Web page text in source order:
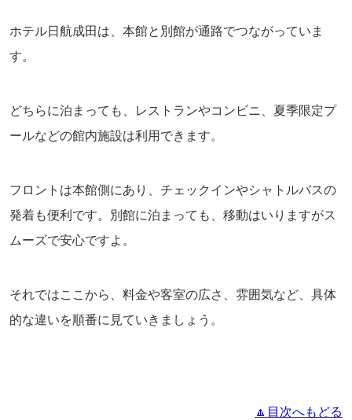
ホテル日航成田は、本館と別館が通路でつながっていま
す。
どちらに泊まっても、レストランやコンビニ、夏季限定プ
ールなどの館内施設は利用できます。
フロントは本館側にあり、チェックインやシャトルバスの
発着も便利です。別館に泊まっても、移動はいりますがス
ムーズで安心ですよ。
それではここから、料金や客室の広さ、雰囲気など、具体
的な違いを順番に見ていきましょう。
🔼目次へもどる